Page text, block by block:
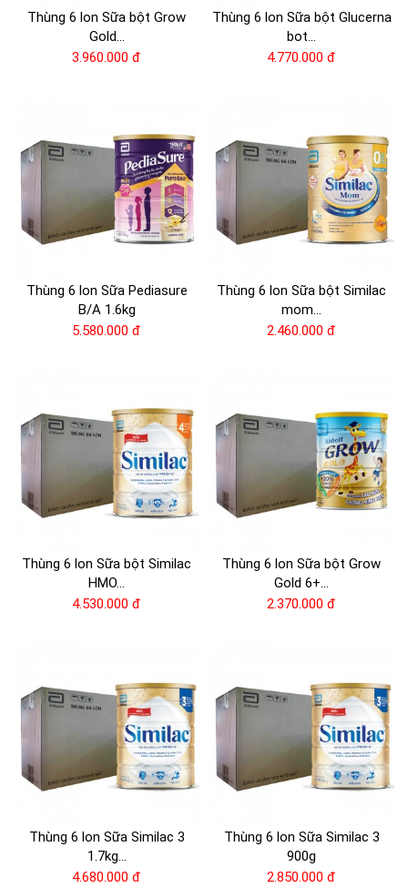
Thùng 6 lon Sữa bột Grow
Gold...
3.960.000 đ
Thùng 6 lon Sữa bột Glucerna
bot...
4.770.000 đ
Thùng 6 lon Sữa Pediasure
B/A 1.6kg
5.580.000 đ
Thùng 6 lon Sữa bột Similac
mom...
2.460.000 đ
Thùng 6 lon Sữa bột Similac
HMO...
4.530.000 đ
Thùng 6 lon Sữa bột Grow
Gold 6+...
2.370.000 đ
Thùng 6 lon Sữa Similac 3
1.7kg...
4.680.000 đ
Thùng 6 lon Sữa Similac 3
900g
2.850.000 đ